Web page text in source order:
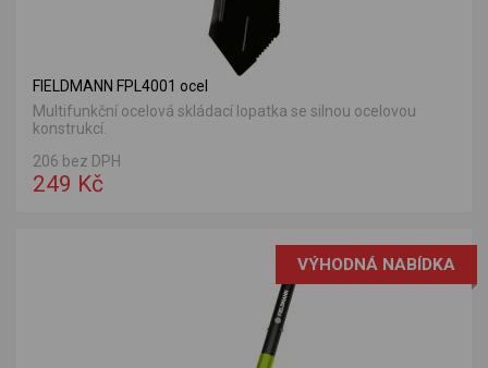
FIELDMANN FPL4001 ocel
Multifunkční ocelová skládací lopatka se silnou ocelovou
konstrukcí.
206 bez DPH
249 Kč
VÝHODNÁ NABÍDKA